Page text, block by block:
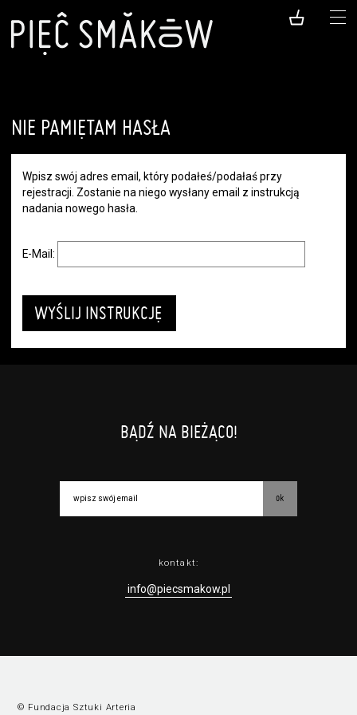
NIE PAMIĘTAM HASŁA
Wpisz swój adres email, który podałeś/podałaś przy
rejestracji. Zostanie na niego wysłany email z instrukcją
nadania nowego hasła.
E-Mail:
BĄDŹ NA BIEŻĄCO!
ok
kontakt:
info@piecsmakow.pl
© Fundacja Sztuki Arteria